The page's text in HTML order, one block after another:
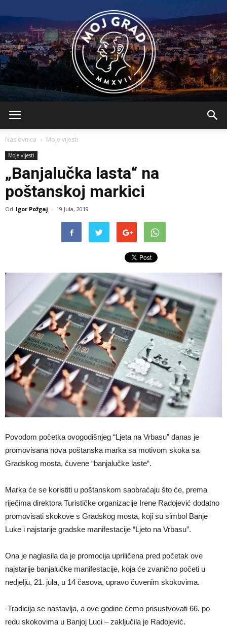
Naslovnica Moje vijesti
Moje vijesti
„Banjalučka lasta“ na
poštanskoj markici
Od Igor Požgaj - 19 Jula, 2019
Povodom početka ovogodišnjeg “Ljeta na Vrbasu” danas je
promovisana nova poštanska marka sa motivom skoka sa
Gradskog mosta, čuvene “banjalučke laste“.
Marka će se koristiti u poštanskom saobraćaju što će, prema
riječima direktora Turističke organizacije Irene Radojević dodatno
promovisati skokove s Gradskog mosta, koji su simbol Banje
Luke i najstarije gradske manifestacije “Ljeto na Vrbasu”.
Ona je naglasila da je promocija upriličena pred početak ove
najstarije banjalučke manifestacije, koja će zvanično početi u
nedjelju, 21. jula, u 14 časova, upravo čuvenim skokovima.
-Tradicija se nastavlja, a ove godine ćemo prisustvovati 66. po
redu skokovima u Banjoj Luci – zaključila je Radojević.